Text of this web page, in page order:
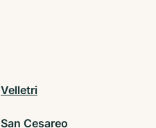
Velletri
San Cesareo